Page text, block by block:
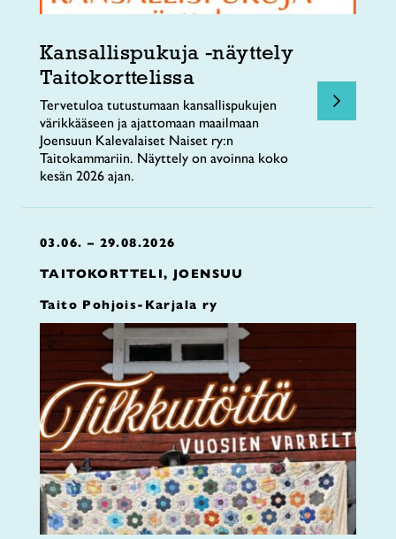
Kansallispukuja -näyttely
Taitokorttelissa
Tervetuloa tutustumaan kansallispukujen
värikkääseen ja ajattomaan maailmaan
Joensuun Kalevalaiset Naiset ry:n
Taitokammariin. Näyttely on avoinna koko
kesän 2026 ajan.
03.06. – 29.08.2026
TAITOKORTTELI, JOENSUU
Taito Pohjois-Karjala ry